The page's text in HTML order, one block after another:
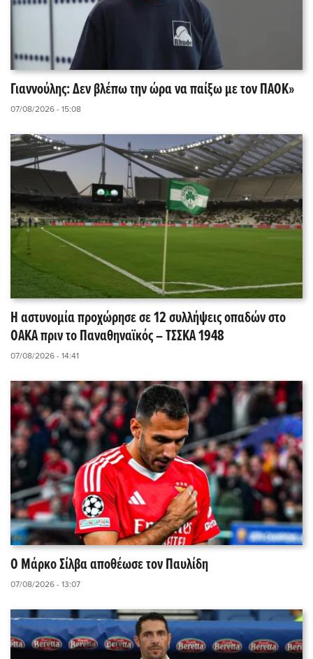
Γιαννούλης: Δεν βλέπω την ώρα να παίξω με τον ΠΑΟΚ»
07/08/2026 - 15:08
Η αστυνομία προχώρησε σε 12 συλλήψεις οπαδών στο
ΟΑΚΑ πριν το Παναθηναϊκός – ΤΣΣΚΑ 1948
07/08/2026 - 14:41
Ο Μάρκο Σίλβα αποθέωσε τον Παυλίδη
07/08/2026 - 13:07